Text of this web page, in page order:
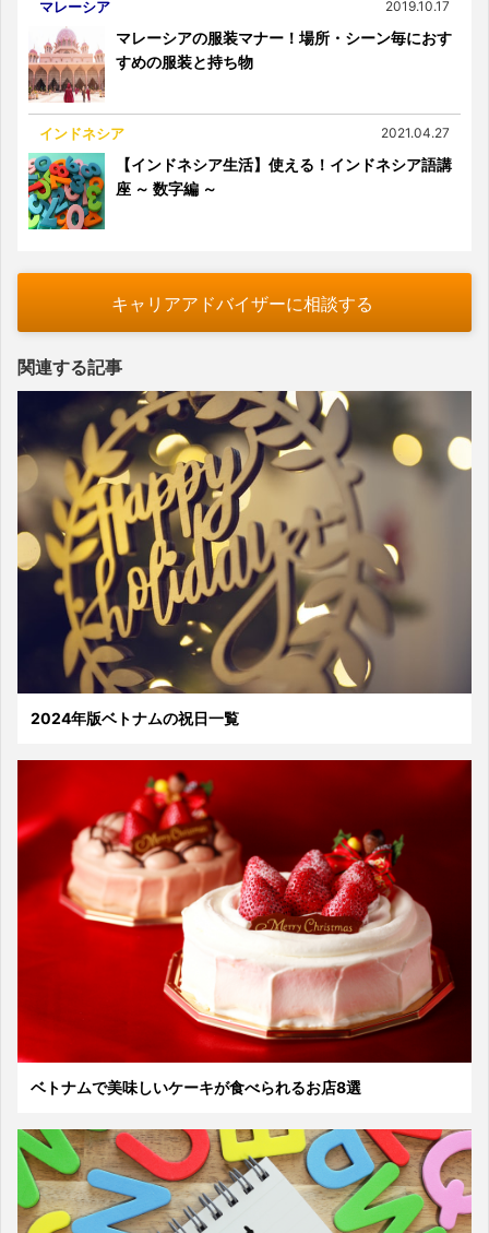
マレーシア 2019.10.17
マレーシアの服装マナー！場所・シーン毎におす
すめの服装と持ち物
インドネシア 2021.04.27
【インドネシア生活】使える！インドネシア語講
座 ～ 数字編 ～
キャリアアドバイザーに相談する
関連する記事
2024年版ベトナムの祝日一覧
ベトナムで美味しいケーキが食べられるお店8選